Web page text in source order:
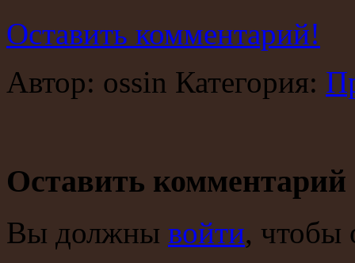
Оставить комментарий!
Автор: ossin Категория:
Оставить комментарий
Вы должны войти, чтобы